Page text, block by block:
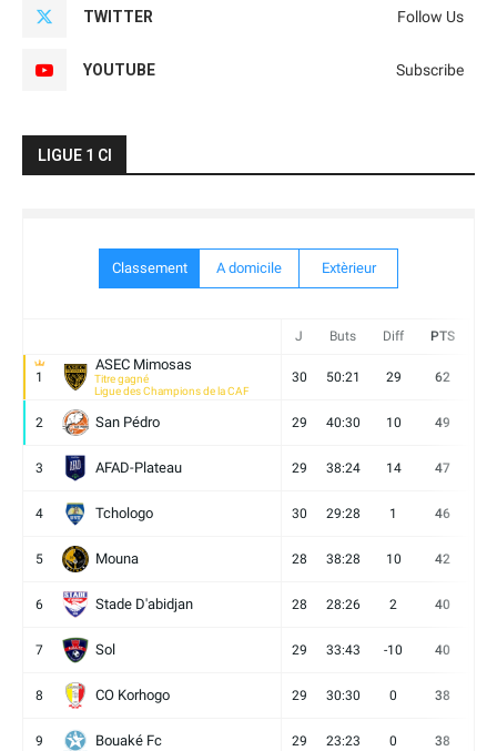
TWITTER Follow Us
YOUTUBE Subscribe
LIGUE 1 CI
Classement A domicile Extèrieur
J Buts Diff PTS
1
ASEC Mimosas
Titre gagné
Ligue des Champions de la CAF
30 50:21 29 62
2 San Pédro 29 40:30 10 49
3 AFAD-Plateau 29 38:24 14 47
4 Tchologo 30 29:28 1 46
5 Mouna 28 38:28 10 42
6 Stade D'abidjan 28 28:26 2 40
7 Sol 29 33:43 -10 40
8 CO Korhogo 29 30:30 0 38
9 Bouaké Fc 29 23:23 0 38